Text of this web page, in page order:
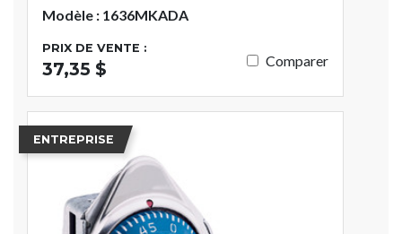
Modèle : 1636MKADA
PRIX DE VENTE :
37,35 $ Comparer
ENTREPRISE